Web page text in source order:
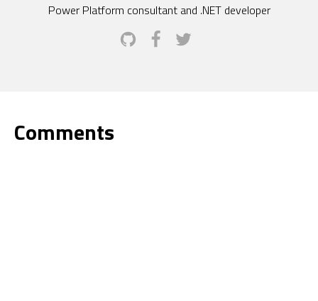
Power Platform consultant and .NET developer
Comments